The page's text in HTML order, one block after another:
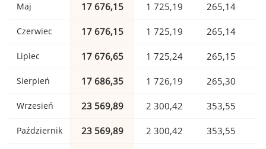
Maj 17 676,15 1 725,19 265,14
Czerwiec 17 676,15 1 725,19 265,14
Lipiec 17 676,65 1 725,24 265,15
Sierpień 17 686,35 1 726,19 265,30
Wrzesień 23 569,89 2 300,42 353,55
Październik 23 569,89 2 300,42 353,55